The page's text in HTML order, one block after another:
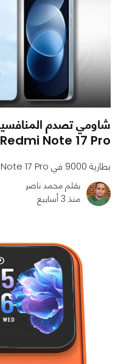
837
Redmi Note 17 Pro
بطارية 9000 في Redmi Note 17 Pro
بقلم محمد ناصر
منذ 3 أسابيع